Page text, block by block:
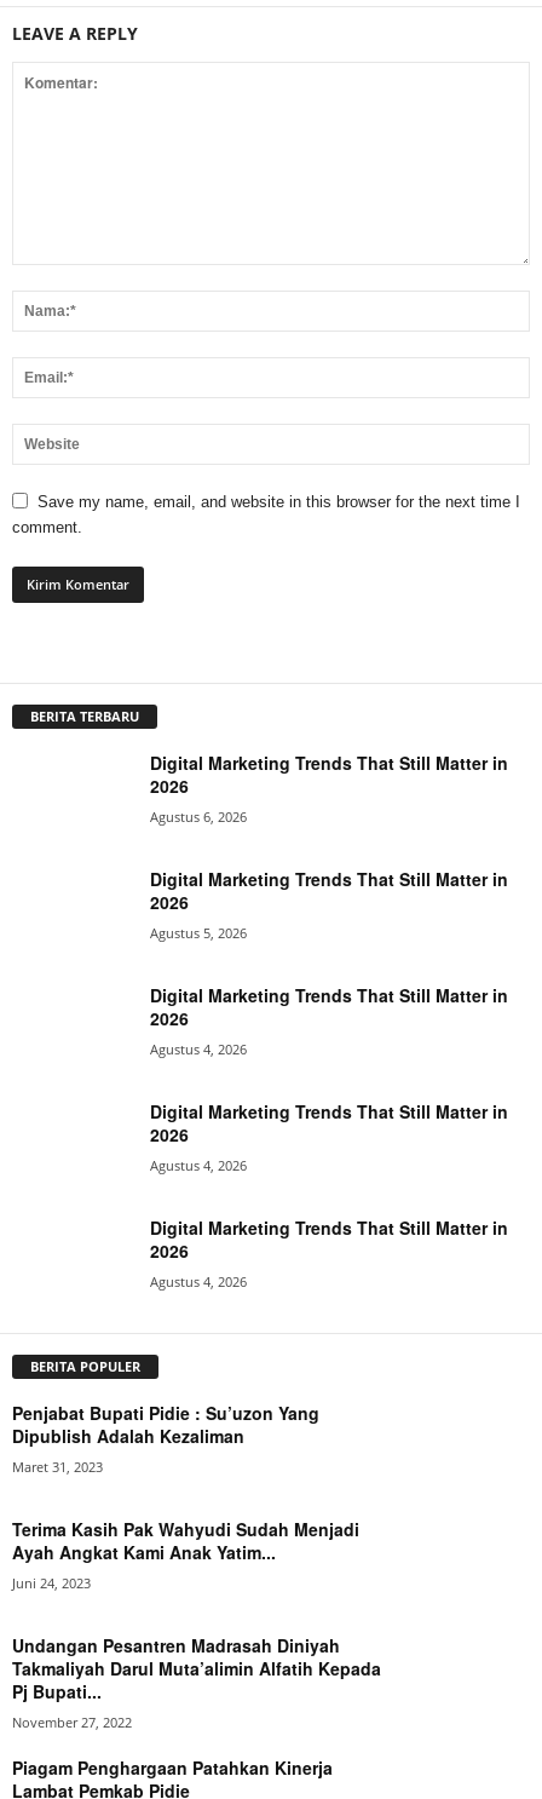
LEAVE A REPLY
Save my name, email, and website in this browser for the next time I
comment.
BERITA TERBARU
Digital Marketing Trends That Still Matter in
2026
Agustus 6, 2026
Digital Marketing Trends That Still Matter in
2026
Agustus 5, 2026
Digital Marketing Trends That Still Matter in
2026
Agustus 4, 2026
Digital Marketing Trends That Still Matter in
2026
Agustus 4, 2026
Digital Marketing Trends That Still Matter in
2026
Agustus 4, 2026
BERITA POPULER
Penjabat Bupati Pidie : Su’uzon Yang
Dipublish Adalah Kezaliman
Maret 31, 2023
Terima Kasih Pak Wahyudi Sudah Menjadi
Ayah Angkat Kami Anak Yatim...
Juni 24, 2023
Undangan Pesantren Madrasah Diniyah
Takmaliyah Darul Muta’alimin Alfatih Kepada
Pj Bupati...
November 27, 2022
Piagam Penghargaan Patahkan Kinerja
Lambat Pemkab Pidie